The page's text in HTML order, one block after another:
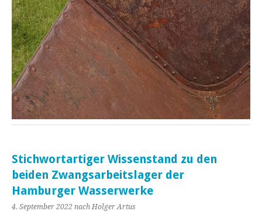
Stichwortartiger Wissenstand zu den
beiden Zwangsarbeitslager der
Hamburger Wasserwerke
4. September 2022 nach Holger Artus